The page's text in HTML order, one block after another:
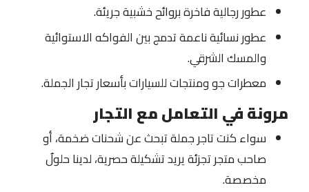
عطور رجالية فاخرة بروائح خشبية جريئة.
عطور نسائية ناعمة تدمج بين الفواكه الاستوائية
والمسك الشرقي.
معطرات جو ومنتجات للسيارات بأسعار تجار الجملة.
مرونة في التعامل مع التجار
سواء كنت تاجر جملة تبحث عن شحنات ضخمة، أو
صاحب متجر تجزئة يريد تشكيلة حصرية، لدينا حلولٌ
مخصصة.